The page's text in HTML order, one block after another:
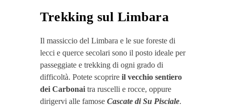
Trekking sul Limbara
Il massiccio del Limbara e le sue foreste di
lecci e querce secolari sono il posto ideale per
passeggiate e trekking di ogni grado di
difficoltà. Potete scoprire il vecchio sentiero
dei Carbonai tra ruscelli e rocce, oppure
dirigervi alle famose Cascate di Su Pisciale.